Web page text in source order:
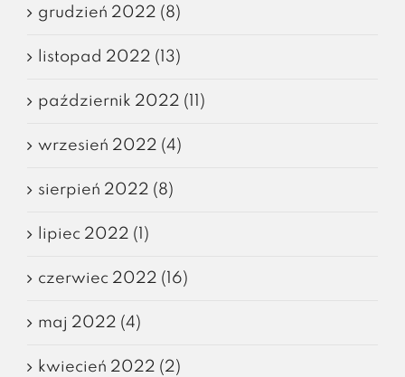
grudzień 2022 (8)
listopad 2022 (13)
październik 2022 (11)
wrzesień 2022 (4)
sierpień 2022 (8)
lipiec 2022 (1)
czerwiec 2022 (16)
maj 2022 (4)
kwiecień 2022 (2)